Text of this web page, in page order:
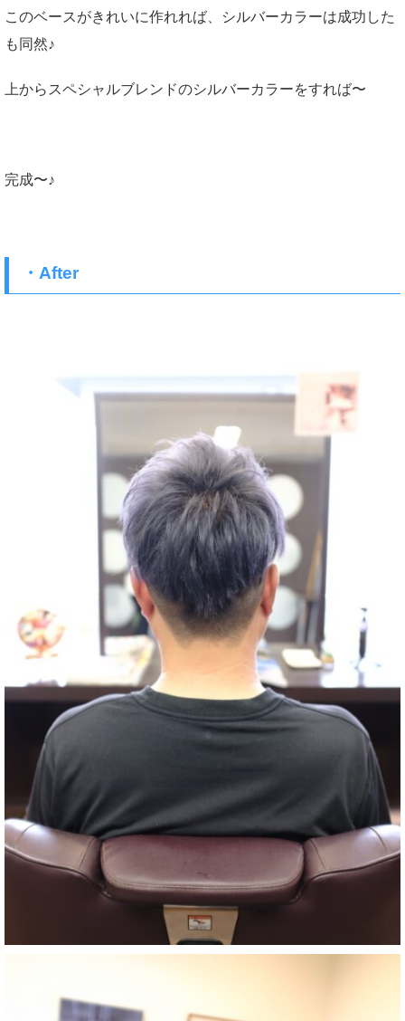
このベースがきれいに作れれば、シルバーカラーは成功した
も同然♪
上からスペシャルブレンドのシルバーカラーをすれば〜
完成〜♪
・After